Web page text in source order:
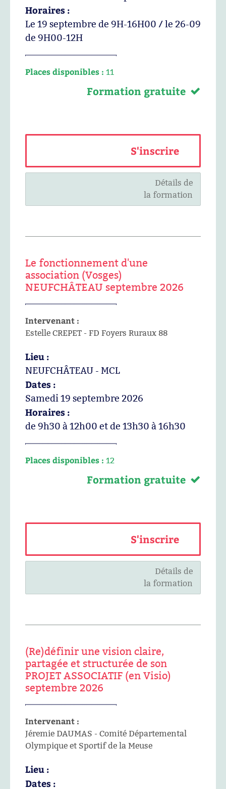
Horaires :
Le 19 septembre de 9H-16H00 / le 26-09
de 9H00-12H
Places disponibles : 11
Formation gratuite
S'inscrire
Détails de
la formation
Le fonctionnement d'une
association (Vosges)
NEUFCHÂTEAU septembre 2026
Intervenant :
Estelle CREPET - FD Foyers Ruraux 88
Lieu :
NEUFCHÂTEAU - MCL
Dates :
Samedi 19 septembre 2026
Horaires :
de 9h30 à 12h00 et de 13h30 à 16h30
Places disponibles : 12
Formation gratuite
S'inscrire
Détails de
la formation
(Re)définir une vision claire,
partagée et structurée de son
PROJET ASSOCIATIF (en Visio)
septembre 2026
Intervenant :
Jéremie DAUMAS - Comité Départemental
Olympique et Sportif de la Meuse
Lieu :
Dates :